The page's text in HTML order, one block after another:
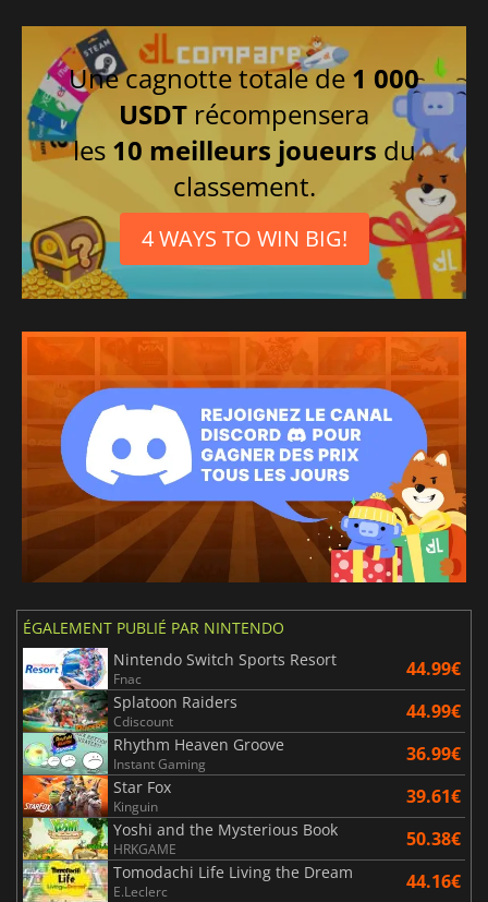
Une cagnotte totale de 1 000
USDT récompensera
les 10 meilleurs joueurs du
classement.
4 WAYS TO WIN BIG!
ÉGALEMENT PUBLIÉ PAR NINTENDO
Nintendo Switch Sports Resort
Fnac 44.99€
Splatoon Raiders
Cdiscount 44.99€
Rhythm Heaven Groove
Instant Gaming 36.99€
Star Fox
Kinguin 39.61€
Yoshi and the Mysterious Book
HRKGAME 50.38€
Tomodachi Life Living the Dream
E.Leclerc 44.16€